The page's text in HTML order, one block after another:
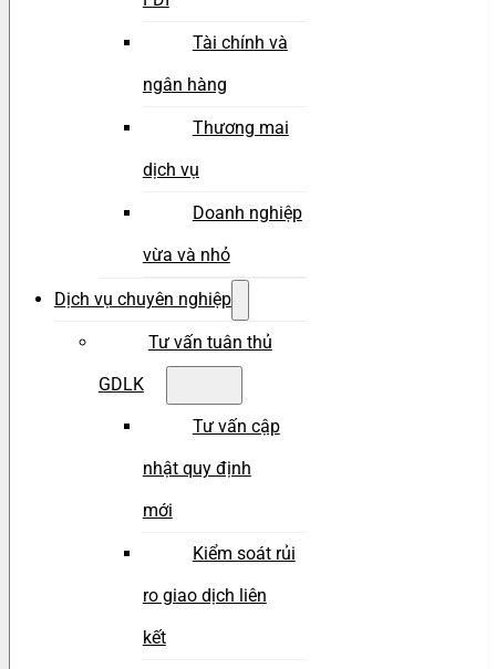
Tài chính và
ngân hàng
Thương mai
dịch vụ
Doanh nghiệp
vừa và nhỏ
Dịch vụ chuyên nghiệp
Tư vấn tuân thủ
GDLK
Tư vấn cập
nhật quy định
mới
Kiểm soát rủi
ro giao dịch liên
kết